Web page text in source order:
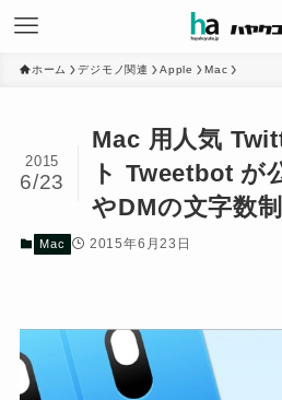
ホーム デジモノ関連 Apple Mac
Mac 用人気
ト Tweetbot が
やDMの文字数
2015
6/23
Mac 2015年6月23日